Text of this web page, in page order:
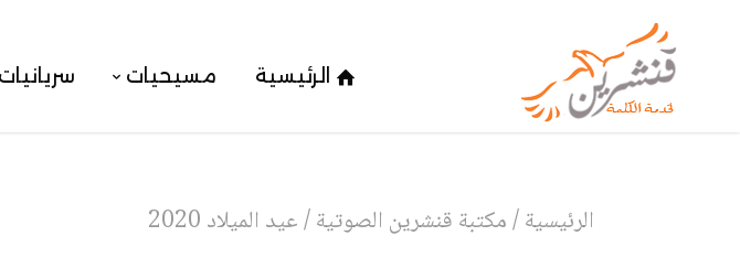
الرئيسية مسيحيات سريانيات
الرئيسية/مكتبة قنشرين الصوتية/عيد الميلاد 2020